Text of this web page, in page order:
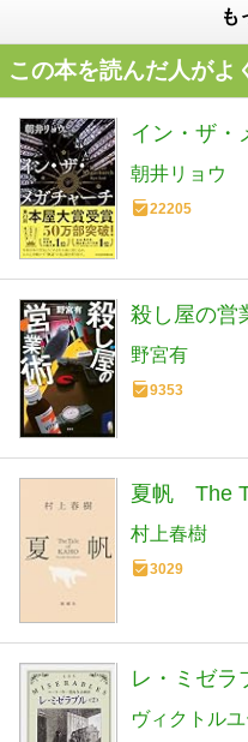
も
この本を読んだ人がよ
イン・ザ・
朝井リョウ
22205
殺し屋の営
野宮有
9353
夏帆 The
村上春樹
3029
レ・ミゼラ
ヴィクトル